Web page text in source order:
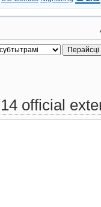
14 official